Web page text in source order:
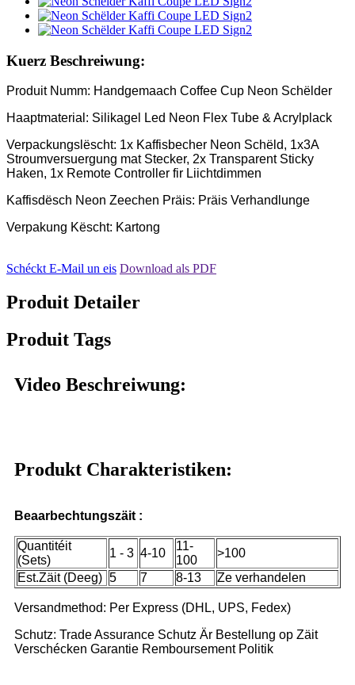
Kuerz Beschreiwung:
Produit Numm: Handgemaach Coffee Cup Neon Schëlder
Haaptmaterial: Silikagel Led Neon Flex Tube & Acrylplack
Verpackungslëscht: 1x Kaffisbecher Neon Schëld, 1x3A
Stroumversuergung mat Stecker, 2x Transparent Sticky
Haken, 1x Remote Controller fir Liichtdimmen
Kaffisdësch Neon Zeechen Präis: Präis Verhandlunge
Verpakung Këscht: Kartong
Schéckt E-Mail un eis Download als PDF
Produit Detailer
Produit Tags
Video Beschreiwung:
Produkt Charakteristiken:
Beaarbechtungszäit :
Quantitéit
(Sets)
1 - 3 4-10
11-
100
>100
Est.Zäit (Deeg) 5 7 8-13 Ze verhandelen
Versandmethod: Per Express (DHL, UPS, Fedex)
Schutz: Trade Assurance Schutz Är Bestellung op Zäit
Verschécken Garantie Remboursement Politik